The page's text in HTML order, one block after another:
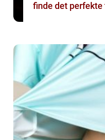
finde det